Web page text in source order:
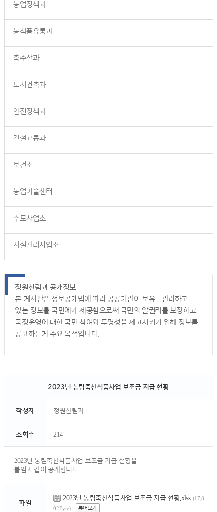
농업정책과
농식품유통과
축수산과
도시건축과
안전정책과
건설교통과
보건소
농업기술센터
수도사업소
시설관리사업소
정원산림과 공개정보
본 게시판은 정보공개법에 따라 공공기관이 보유·관리하고
있는 정보를 국민에게 제공함으로써 국민의 알권리를 보장하고
국정운영에 대한 국민 참여와 투명성을 제고시키기 위해 정보를
공표하는게 주요 목적입니다.
2023년 농림축산식품사업 보조금 지급 현황
작성자 정원산림과
조회수 214
2023년 농림축산식품사업 보조금 지급 현황을
붙임과 같이 공개합니다.
파일
2023년 농림축산식품사업 보조금 지급 현황.xlsx (17,8
02Byte)
뷰어보기